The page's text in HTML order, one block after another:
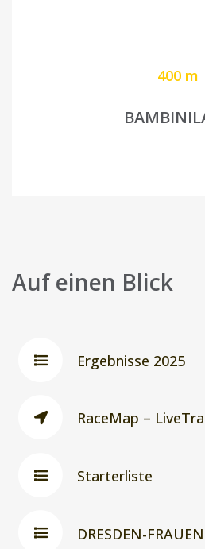
400 m
Auf einen Blick
Ergebnisse 2025
RaceMap –
Starterliste
DRESDEN-